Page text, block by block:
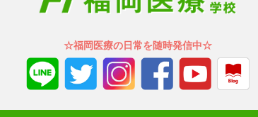
☆福岡医療の日常を随時発信中☆